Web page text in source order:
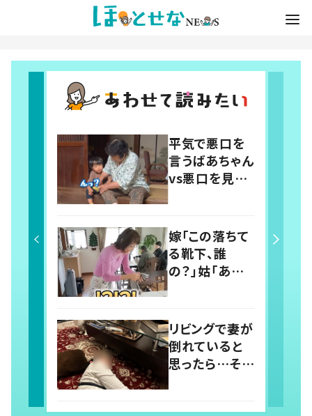
平気で悪口を
言うばあちゃん
vs悪口を見逃
ほほえましい
やり取りに「口
悪いけど可愛
い」の声
嫁「この落ちて
る靴下、誰
の？」姑「あな
一触即発！？か
と思いきや…
持ち主が判明
し「声だして大
爆笑しちゃっ
た」
リビングで妻が
倒れていると
思ったら…その